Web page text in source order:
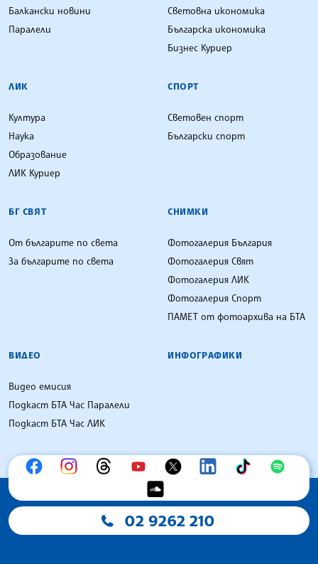
Балкански новини
Паралели
Световна икономика
Българска икономика
Бизнес Куриер
ЛИК
Култура
Наука
Образование
ЛИК Куриер
СПОРТ
Световен спорт
Български спорт
БГ СВЯТ
От българите по света
За българите по света
СНИМКИ
Фотогалерия България
Фотогалерия Свят
Фотогалерия ЛИК
Фотогалерия Спорт
ПАМЕТ от фотоархива на БТА
ВИДЕО
Видео емисия
Подкаст БТА Час Паралели
Подкаст БТА Час ЛИК
ИНФОГРАФИКИ
02 9262 210